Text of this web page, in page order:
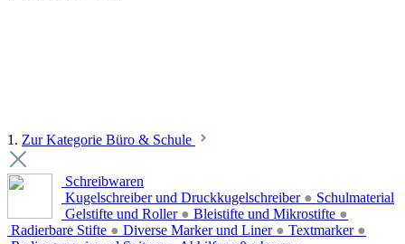
1. Zur Kategorie Büro & Schule
Schreibwaren
Kugelschreiber und Druckkugelschreiber ●
Gelstifte und Roller ● Bleistifte und Mikrostifte ●
Radierbare Stifte ● Diverse Marker und Liner ● Textmarker ●
Schulmaterial